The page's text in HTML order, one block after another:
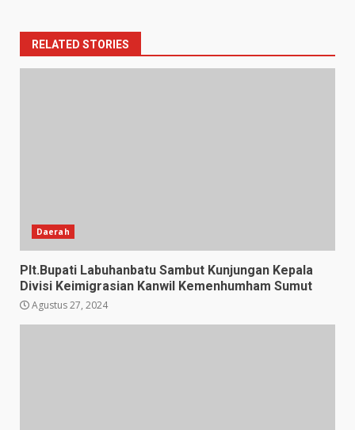
RELATED STORIES
Daerah
Plt.Bupati Labuhanbatu Sambut Kunjungan Kepala
Divisi Keimigrasian Kanwil Kemenhumham Sumut
Agustus 27, 2024